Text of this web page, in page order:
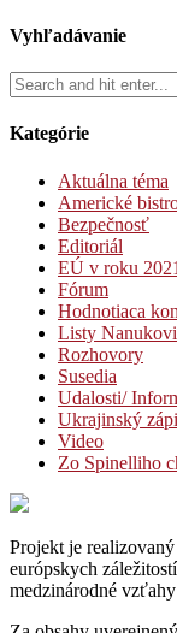
Vyhľadávanie
Kategórie
Aktuálna téma
Americké
Bezpečnosť
Editoriál
EÚ v roku 2021
Fórum
Hodnotiaca
Listy Nanukovi
Rozhovory
Susedia
Udalosti/
Ukrajinský
Video
Zo Spinelliho
Projekt je
európskych
medzinárodné